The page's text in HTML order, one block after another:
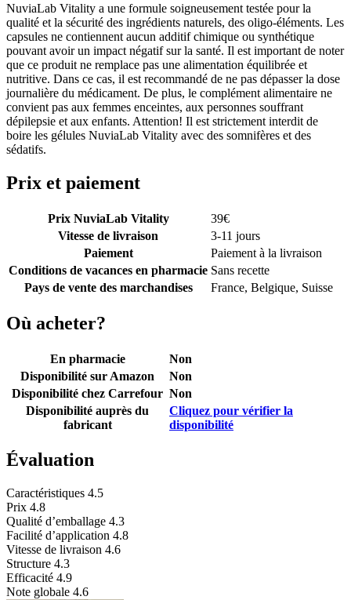
NuviaLab Vitality a une formule soigneusement testée pour la
qualité et la sécurité des ingrédients naturels, des oligo-éléments. Les
capsules ne contiennent aucun additif chimique ou synthétique
pouvant avoir un impact négatif sur la santé. Il est important de noter
que ce produit ne remplace pas une alimentation équilibrée et
nutritive. Dans ce cas, il est recommandé de ne pas dépasser la dose
journalière du médicament. De plus, le complément alimentaire ne
convient pas aux femmes enceintes, aux personnes souffrant
dépilepsie et aux enfants. Attention! Il est strictement interdit de
boire les gélules NuviaLab Vitality avec des somnifères et des
sédatifs.
Prix et paiement
Prix NuviaLab Vitality 39€
Vitesse de livraison
3-11 jours
Paiement
Paiement à la livraison
Conditions de vacances en pharmacie Sans recette
Pays de vente des marchandises
France, Belgique, Suisse
Où acheter?
En pharmacie
Non
Disponibilité sur Amazon
Non
Disponibilité chez Carrefour Non
Disponibilité auprès du
fabricant
Cliquez pour vérifier la
disponibilité
Évaluation
Caractéristiques 4.5
Prix 4.8
Qualité d’emballage 4.3
Facilité d’application 4.8
Vitesse de livraison 4.6
Structure 4.3
Efficacité 4.9
Note globale 4.6